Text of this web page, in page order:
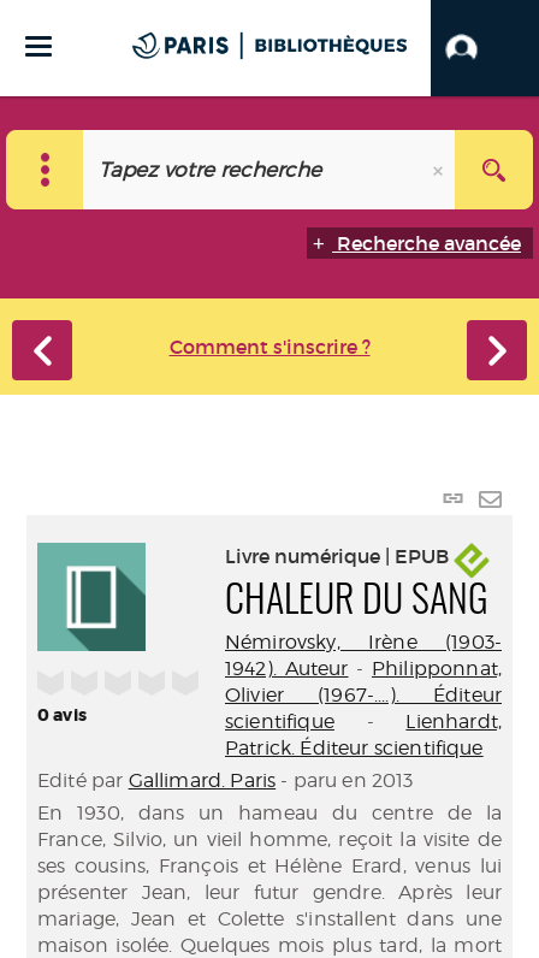
Recherche avancée
Comment s'inscrire ?
Lien
0avis
Livre numérique | EPUB
CHALEUR DU SANG
Némirovsky, Irène (1903-
1942). Auteur - Philipponnat,
Olivier (1967-....). Éditeur
scientifique- Lienhardt,
Patrick. Éditeur scientifique
Edité par Gallimard. Paris - paru en 2013
En 1930, dans un hameau du centre de la
France, Silvio, un vieil homme, reçoit la visite de
ses cousins, François et Hélène Erard, venus lui
présenter Jean, leur futur gendre. Après leur
mariage, Jean et Colette s'installent dans une
maison isolée. Quelques mois plus tard, la mort